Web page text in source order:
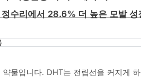
수리에서 28.6% 더 높은 모발 성
물입니다. DHT는 전립선을 커지게